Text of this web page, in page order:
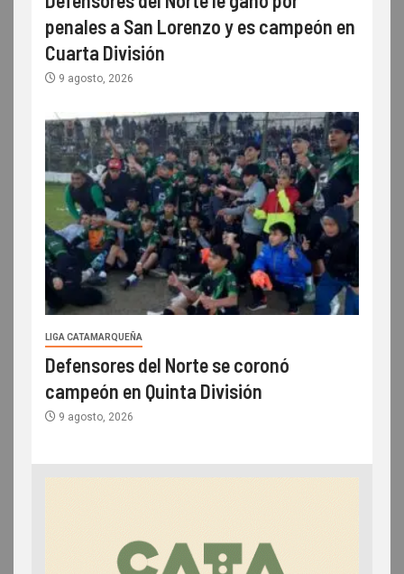
penales a San Lorenzo y es campeón en
Cuarta División
9 agosto, 2026
LIGA CATAMARQUEÑA
Defensores del Norte se coronó
campeón en Quinta División
9 agosto, 2026